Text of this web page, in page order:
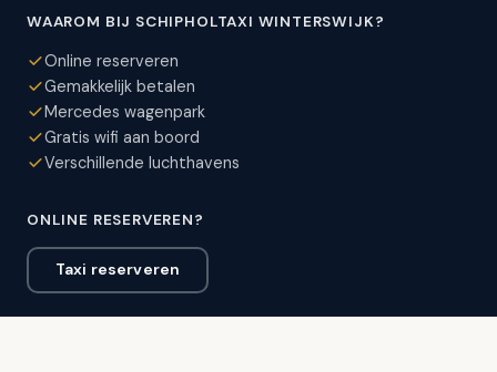
WAAROM BIJ SCHIPHOLTAXI WINTERSWIJK?
Online reserveren
Gemakkelijk betalen
Mercedes wagenpark
Gratis wifi aan boord
Verschillende luchthavens
ONLINE RESERVEREN?
Taxi reserveren